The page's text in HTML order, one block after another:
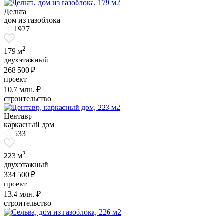
Дельта
дом из газоблока
1927
179 м2
двухэтажный
268 500 ₽
проект
10.7 млн. ₽
строительство
Центавр
каркасный дом
533
223 м2
двухэтажный
334 500 ₽
проект
13.4 млн. ₽
строительство